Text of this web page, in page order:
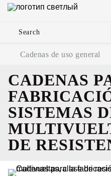
Search
Cadenas de uso general
CADENAS
SISTEMAS
DE